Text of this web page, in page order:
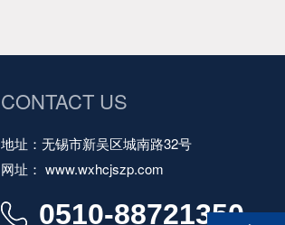
CONTACT US
地址：无锡市新吴区城南路32号
网址： www.wxhcjszp.com
0510-88721350